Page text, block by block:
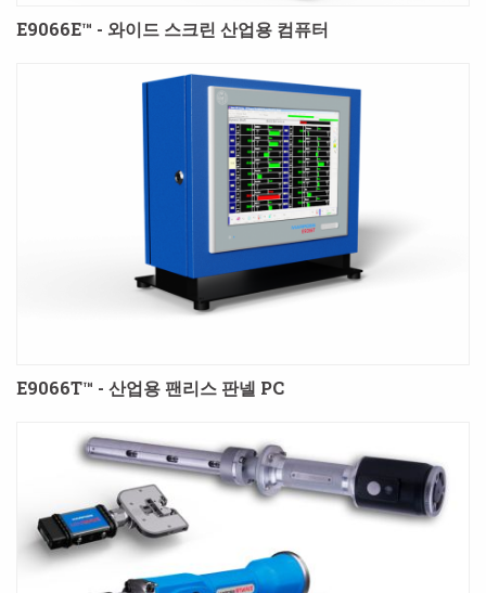
E9066E™ - 와이드 스크린 산업용 컴퓨터
E9066T™ - 산업용 팬리스 판넬 PC